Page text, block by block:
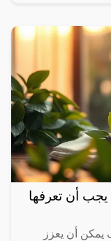
صحية يجب أن تعرفها
أن يعزز